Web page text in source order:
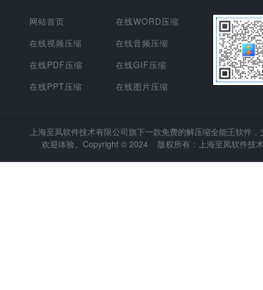
网站首页
在线视频压缩
在线PDF压缩
在线PPT压缩
在线WORD压缩
在线音频压缩
在线GIF压缩
在线图片压缩
上海至凤软件技术有限公司旗下一款免费的解压缩全能王软件
欢迎体验。Copyright © 2024 版权所有：上海至凤软件技